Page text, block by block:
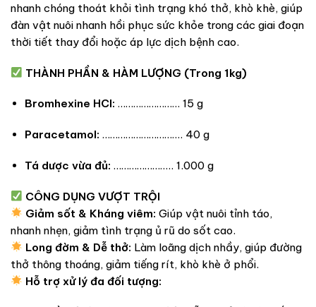
nhanh chóng thoát khỏi tình trạng khó thở, khò khè, giúp
đàn vật nuôi nhanh hồi phục sức khỏe trong các giai đoạn
thời tiết thay đổi hoặc áp lực dịch bệnh cao.
THÀNH PHẦN & HÀM LƯỢNG (Trong 1kg)
Bromhexine HCl: …………………… 15 g
Paracetamol: …………………………. 40 g
Tá dược vừa đủ: ………………….. 1.000 g
CÔNG DỤNG VƯỢT TRỘI
Giảm sốt & Kháng viêm: Giúp vật nuôi tỉnh táo,
nhanh nhẹn, giảm tình trạng ủ rũ do sốt cao.
Long đờm & Dễ thở: Làm loãng dịch nhầy, giúp đường
thở thông thoáng, giảm tiếng rít, khò khè ở phổi.
Hỗ trợ xử lý đa đối tượng: